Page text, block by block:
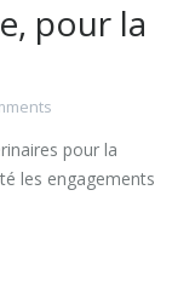
pour la
pour la
les engagements